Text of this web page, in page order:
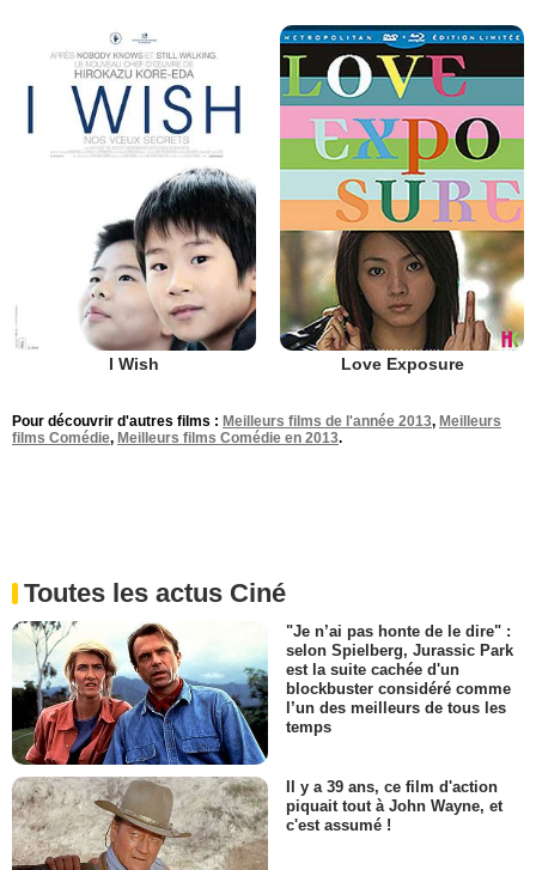
I Wish Love Exposure
Pour découvrir d'autres films : Meilleurs films de l'année 2013, Meilleurs
films Comédie, Meilleurs films Comédie en 2013.
Toutes les actus Ciné
"Je n’ai pas honte de le dire" :
selon Spielberg, Jurassic Park
est la suite cachée d'un
blockbuster considéré comme
l’un des meilleurs de tous les
temps
Il y a 39 ans, ce film d'action
piquait tout à John Wayne, et
c'est assumé !